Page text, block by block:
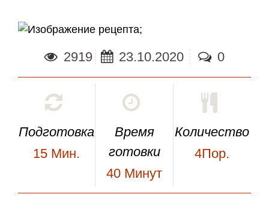
;
2919 23.10.2020 0
Подготовка
15 Мин.
Время
готовки
40 Минут
Количество
4Пор.